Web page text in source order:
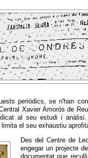
periòdics, se n'han
Xavier Amorós de
al seu estudi i
el seu exhaustiu
Des del Centre de
engegar un projecte
documentat que